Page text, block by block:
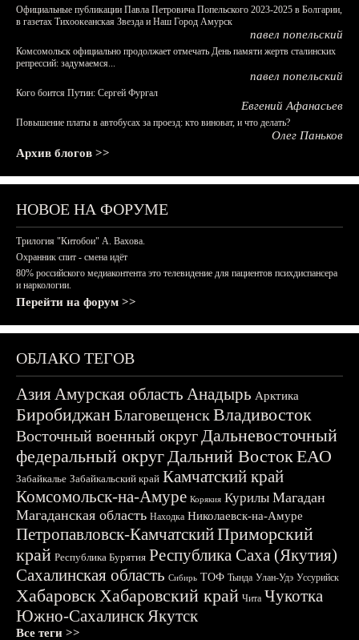
Официальные публикации Павла Петровича Попельского 2023-2025 в Болгарии,
в газетах Тихоокеанская Звезда и Наш Город Амурск
павел попельский
Комсомольск официально продолжает отмечать День памяти жертв сталинских
репрессий: задумаемся...
павел попельский
Кого боится Путин: Сергей Фургал
Евгений Афанасьев
Повышение платы в автобусах за проезд: кто виноват, и что делать?
Олег Паньков
Архив блогов >>
НОВОЕ НА ФОРУМЕ
Трилогия "Китобои" А. Вахова.
Охранник спит - смена идёт
80% российского медиаконтента это телевидение для пациентов психдиспансера
и наркологии.
Перейти на форум >>
ОБЛАКО ТЕГОВ
АзияАмурская область Анадырь Арктика
БиробиджанБлаговещенскВладивосток
Восточный военный округДальневосточный
федеральный округДальний ВостокЕАО
Забайкалье Забайкальский край Камчатский край
Комсомольск-на-Амуре Корякия Курилы Магадан
Магаданская область Находка Николаевск-на-Амуре
Петропавловск-КамчатскийПриморский
край Республика Бурятия Республика Саха (Якутия)
Сахалинская область Сибирь ТОФ Тында Улан-Удэ Уссурийск
ХабаровскХабаровский край Чита Чукотка
Южно-СахалинскЯкутск
Все теги >>